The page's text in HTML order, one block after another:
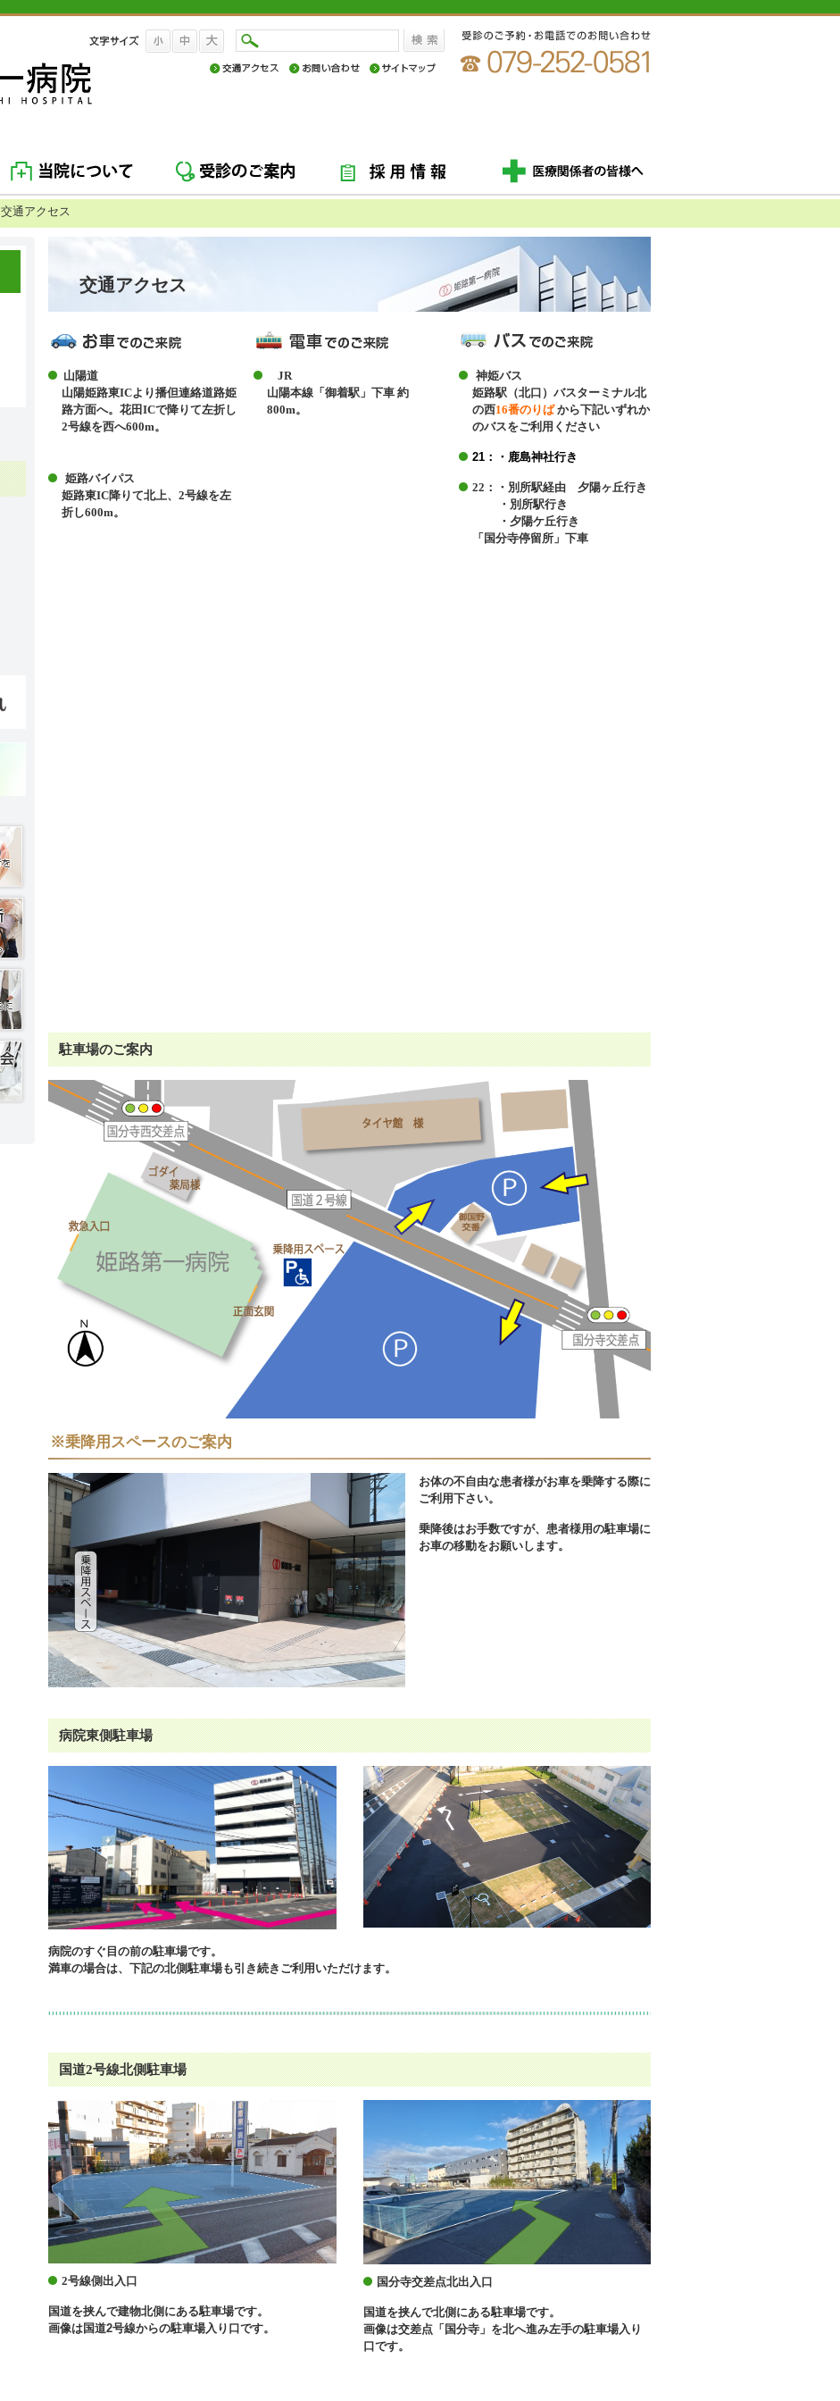
交通アクセス
交通アクセス
山陽道
山陽姫路東ICより播但連絡道路姫
路方面へ。花田 ICで降りて左折し
2号線を西へ600m。
姫路バイパス
姫路東IC降りて北上、 2号線を左
折し600m。
JR
山陽本線「御着駅」下車 約
800m。
神姫バス
姫路駅（北口）バスターミナル北
の西16番のりばから下記いずれか
のバスをご利用ください
21：・鹿島神社行き
22：・別所駅経由 夕陽ヶ丘行き
・別所駅行き
・夕陽ケ丘行き
「国分寺停留所」下車
駐車場のご案内
※乗降用スペースのご案内
お体の不自由な患者様がお車を乗降する際に
ご利用下さい。
乗降後はお手数ですが、患者様用の駐車場に
お車の移動をお願いします。
病院東側駐車場
病院のすぐ目の前の駐車場です。
満車の場合は、下記の北側駐車場も引き続きご利用いただけます。
国道2号線北側駐車場
2号線側出入口
国道を挟んで建物北側にある駐車場です。
画像は国道2号線からの駐車場入り口です。
国分寺交差点北出入口
国道を挟んで北側にある駐車場です。
画像は交差点「国分寺」を北へ進み左手の駐車場入り
口です。